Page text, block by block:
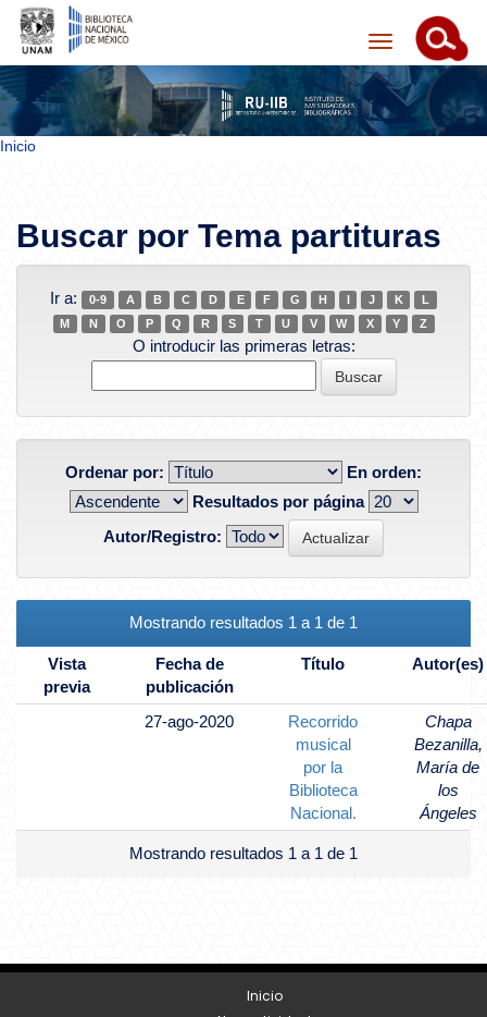
Inicio
Buscar por Tema partituras
Ir a: 0-9 A B C D E F G H I J K
L
M
N O P Q R S T U V W X Y Z
O introducir las primeras letras:
Ordenar por:
En orden:
Resultados por página
Autor/Registro:
Mostrando resultados 1 a 1 de 1
Vista
previa
Fecha de
publicación
Título Autor(es)
27-ago-2020
Recorrido
musical
por la
Biblioteca
Nacional.
Chapa
Bezanilla,
María de
los
Ángeles
Mostrando resultados 1 a 1 de 1
Inicio